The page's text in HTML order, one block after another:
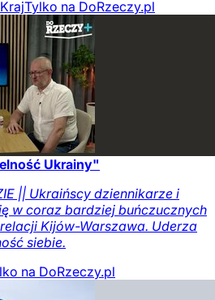
KrajTylko na DoRzeczy.pl
Ukrainy"
|| Ukraińscy dziennikarze i
w coraz bardziej buńczucznych
Kijów-Warszawa. Uderza
siebie.
na DoRzeczy.pl